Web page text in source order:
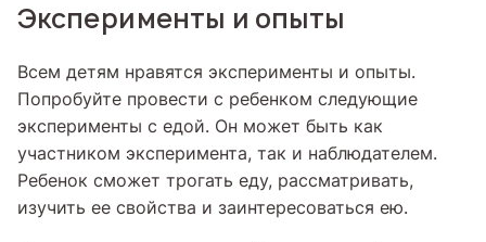
Эксперименты и опыты
Всем детям нравятся эксперименты и опыты.
Попробуйте провести с ребенком следующие
эксперименты с едой. Он может быть как
участником эксперимента, так и наблюдателем.
Ребенок сможет трогать еду, рассматривать,
изучить ее свойства и заинтересоваться ею.